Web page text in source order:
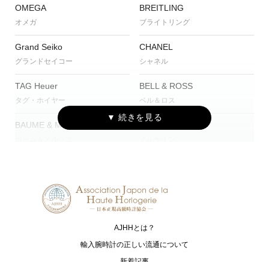
OMEGA
オメガ
BREITLING
ブライトリング
Grand Seiko
グランドセイコー
CHANEL
シャネル
TAG Heuer
タグ・ホイヤー
BELL & ROSS
ベル＆ロス
BAUME & MERCIER NORQAIN
JUNGHANS
The CITIZEN
ザ・シチズン
AJHHとは？
輸入腕時計の正しい流通について